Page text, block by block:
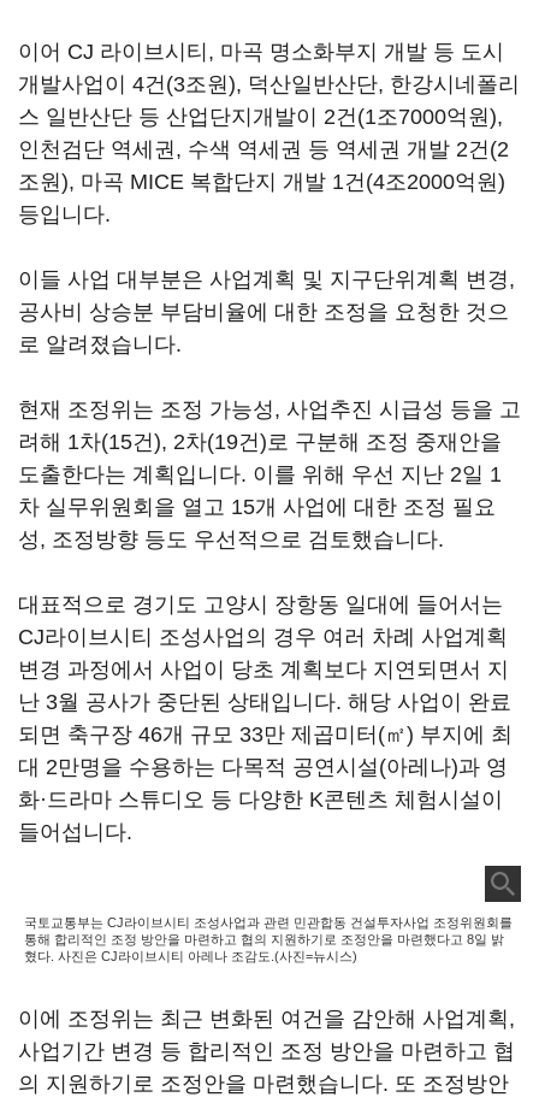
이어 CJ 라이브시티, 마곡 명소화부지 개발 등 도시
개발사업이 4건(3조원), 덕산일반산단, 한강시네폴리
스 일반산단 등 산업단지개발이 2건(1조7000억원),
인천검단 역세권, 수색 역세권 등 역세권 개발 2건(2
조원), 마곡 MICE 복합단지 개발 1건(4조2000억원)
등입니다.
이들 사업 대부분은 사업계획 및 지구단위계획 변경,
공사비 상승분 부담비율에 대한 조정을 요청한 것으
로 알려졌습니다.
현재 조정위는 조정 가능성, 사업추진 시급성 등을 고
려해 1차(15건), 2차(19건)로 구분해 조정 중재안을
도출한다는 계획입니다. 이를 위해 우선 지난 2일 1
차 실무위원회을 열고 15개 사업에 대한 조정 필요
성, 조정방향 등도 우선적으로 검토했습니다.
대표적으로 경기도 고양시 장항동 일대에 들어서는
CJ라이브시티 조성사업의 경우 여러 차례 사업계획
변경 과정에서 사업이 당초 계획보다 지연되면서 지
난 3월 공사가 중단된 상태입니다. 해당 사업이 완료
되면 축구장 46개 규모 33만 제곱미터(㎡) 부지에 최
대 2만명을 수용하는 다목적 공연시설(아레나)과 영
화·드라마 스튜디오 등 다양한 K콘텐츠 체험시설이
들어섭니다.
국토교통부는 CJ라이브시티 조성사업과 관련 민관합동 건설투자사업 조정위원회를
통해 합리적인 조정 방안을 마련하고 협의 지원하기로 조정안을 마련했다고 8일 밝
혔다. 사진은 CJ라이브시티 아레나 조감도.(사진=뉴시스)
이에 조정위는 최근 변화된 여건을 감안해 사업계획,
사업기간 변경 등 합리적인 조정 방안을 마련하고 협
의 지원하기로 조정안을 마련했습니다. 또 조정방안